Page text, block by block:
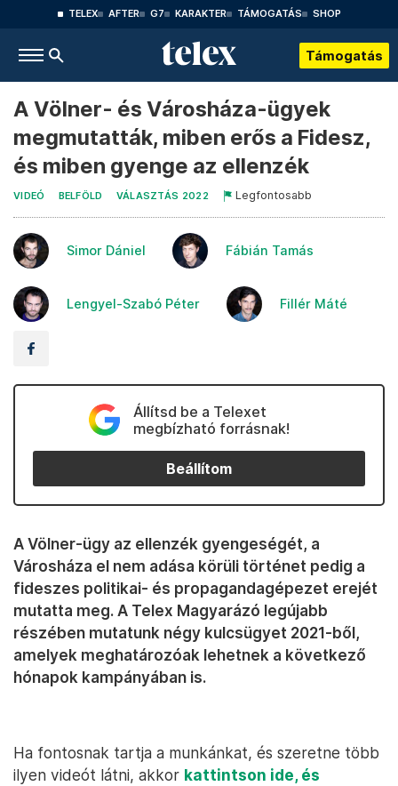
TELEX AFTER G7 KARAKTER TÁMOGATÁS SHOP
Támogatás
A Völner- és Városháza-ügyek
megmutatták, miben erős a Fidesz,
és miben gyenge az ellenzék
VIDEÓ BELFÖLD VÁLASZTÁS 2022 Legfontosabb
Simor Dániel Fábián Tamás
Lengyel-Szabó Péter Fillér Máté
Állítsd be a Telexet
megbízható forrásnak!
Beállítom
A Völner-ügy az ellenzék gyengeségét, a
Városháza el nem adása körüli történet pedig a
fideszes politikai- és propagandagépezet erejét
mutatta meg. A Telex Magyarázó legújabb
részében mutatunk négy kulcsügyet 2021-ből,
amelyek meghatározóak lehetnek a következő
hónapok kampányában is.
Ha fontosnak tartja a munkánkat, és szeretne több
ilyen videót látni, akkor kattintson ide, és